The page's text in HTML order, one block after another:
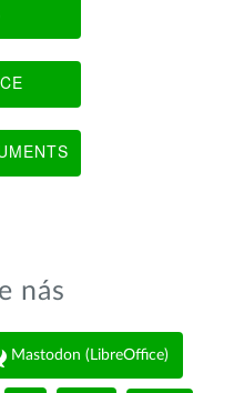
nás
Mastodon (LibreOffice)